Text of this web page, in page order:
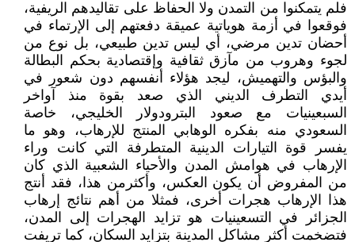
فلم يتمكنوا من التمدن ولا الحفاظ على تقاليدهم الريفية،
فوقعوا في أزمة هوياتية عميقة دفعتهم إلى الإرتماء في
أحضان تدين مرضي، أي ليس تدين طبيعي، بل نوع من
لجوء وهروب من مآزق ثقافية وإقتصادية بحكم البطالة
والبؤس والتهميش، ليجد هؤلاء أنفسهم دون شعور في
أيدي التطرف الديني الذي صعد بقوة منذ آواخر
السبعينيات مع صعود البترودولار الخليجي، خاصة
السعودي منه بفكره الوهابي المنتج للإرهاب، وهو ما
يفسر قوة التيارات الدينية المتطرفة التي كانت وراء
الإرهاب في هوامش المدن والأحياء الشعبية الذي كان
من المفروض أن يكون العكس، وأكثرمن هذا، فقد أنتج
هذا الإرهاب هجرات أخرى، فمثلا من أهم نتائج إرهاب
الجزائر في التسعينيات هو تزايد الهجرات إلى المدن،
فتضخمت أكثر مشاكل المدينة بتزايد السكان، كما تريفت